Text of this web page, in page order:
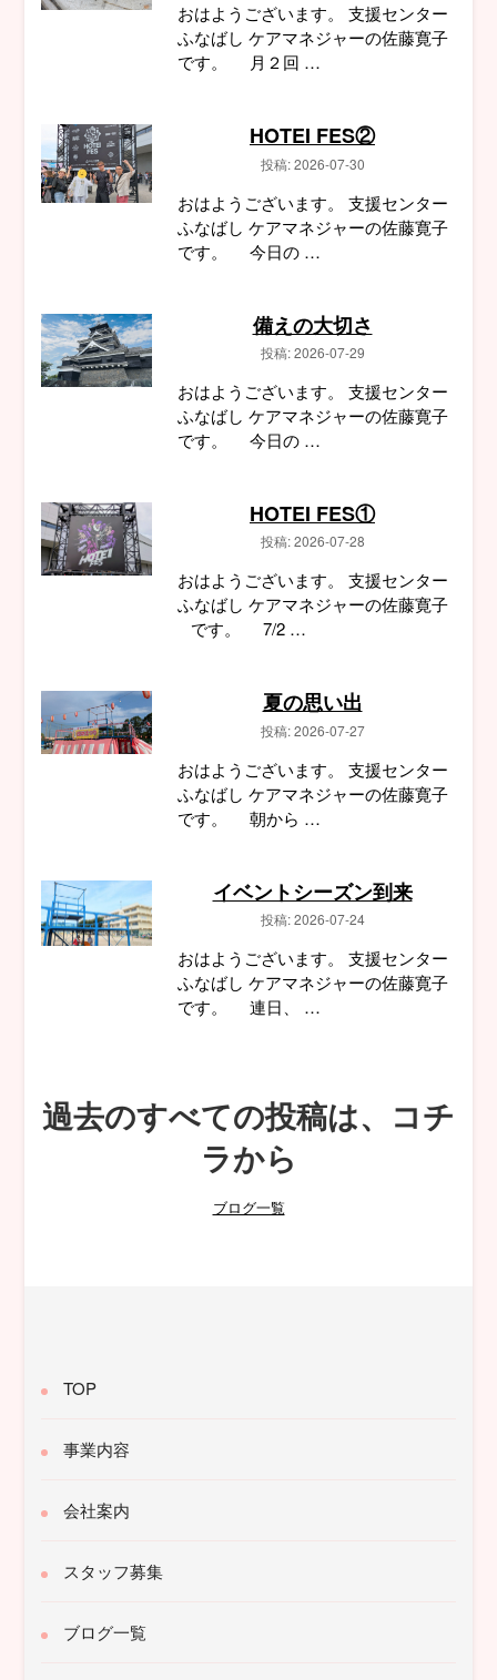
おはようございます。 支援センター
ふなばし ケアマネジャーの佐藤寛子
です。 月２回 …
HOTEI FES②
投稿: 2026-07-30
おはようございます。 支援センター
ふなばし ケアマネジャーの佐藤寛子
です。 今日の …
備えの大切さ
投稿: 2026-07-29
おはようございます。 支援センター
ふなばし ケアマネジャーの佐藤寛子
です。 今日の …
HOTEI FES①
投稿: 2026-07-28
おはようございます。 支援センター
ふなばし ケアマネジャーの佐藤寛子
です。 7/2 …
夏の思い出
投稿: 2026-07-27
おはようございます。 支援センター
ふなばし ケアマネジャーの佐藤寛子
です。 朝から …
イベントシーズン到来
投稿: 2026-07-24
おはようございます。 支援センター
ふなばし ケアマネジャーの佐藤寛子
です。 連日、 …
過去のすべての投稿は、コチ
ラから
ブログ一覧
TOP
事業内容
会社案内
スタッフ募集
ブログ一覧